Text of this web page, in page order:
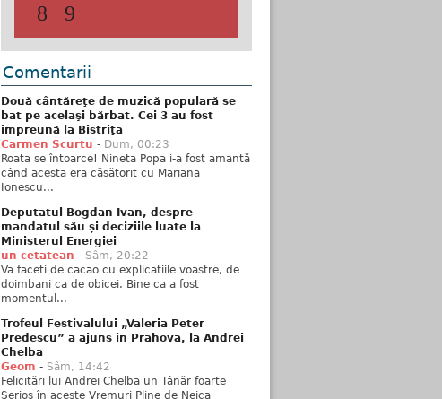
8
9
Comentarii
Două cântăreţe de muzică populară se
bat pe acelaşi bărbat. Cei 3 au fost
împreună la Bistriţa
Carmen Scurtu - Dum, 00:23
Roata se întoarce! Nineta Popa i-a fost amantă
când acesta era căsătorit cu Mariana
Ionescu...
Deputatul Bogdan Ivan, despre
mandatul său și deciziile luate la
Ministerul Energiei
un cetatean - Sâm, 20:22
Va faceti de cacao cu explicatiile voastre, de
doimbani ca de obicei. Bine ca a fost
momentul...
Trofeul Festivalului „Valeria Peter
Predescu” a ajuns în Prahova, la Andrei
Chelba
Geom - Sâm, 14:42
Felicitări lui Andrei Chelba un Tânăr foarte
Serios în aceste Vremuri Pline de Neica